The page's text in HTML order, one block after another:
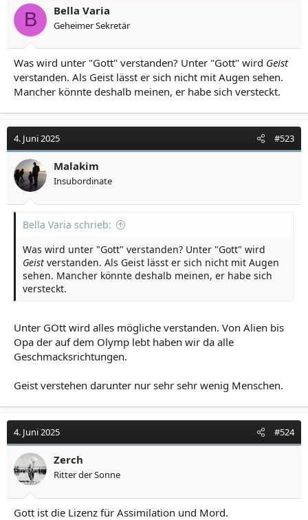
B Bella Varia
Geheimer Sekretär
Was wird unter "Gott" verstanden? Unter "Gott" wird Geist
verstanden. Als Geist lässt er sich nicht mit Augen sehen.
Mancher könnte deshalb meinen, er habe sich versteckt.
4. Juni 2025 #523
Malakim
Insubordinate
Bella Varia schrieb:
Was wird unter "Gott" verstanden? Unter "Gott" wird
Geist verstanden. Als Geist lässt er sich nicht mit Augen
sehen. Mancher könnte deshalb meinen, er habe sich
versteckt.
Unter GOtt wird alles mögliche verstanden. Von Alien bis
Opa der auf dem Olymp lebt haben wir da alle
Geschmacksrichtungen.
Geist verstehen darunter nur sehr sehr wenig Menschen.
4. Juni 2025 #524
Zerch
Ritter der Sonne
Gott ist die Lizenz für Assimilation und Mord.